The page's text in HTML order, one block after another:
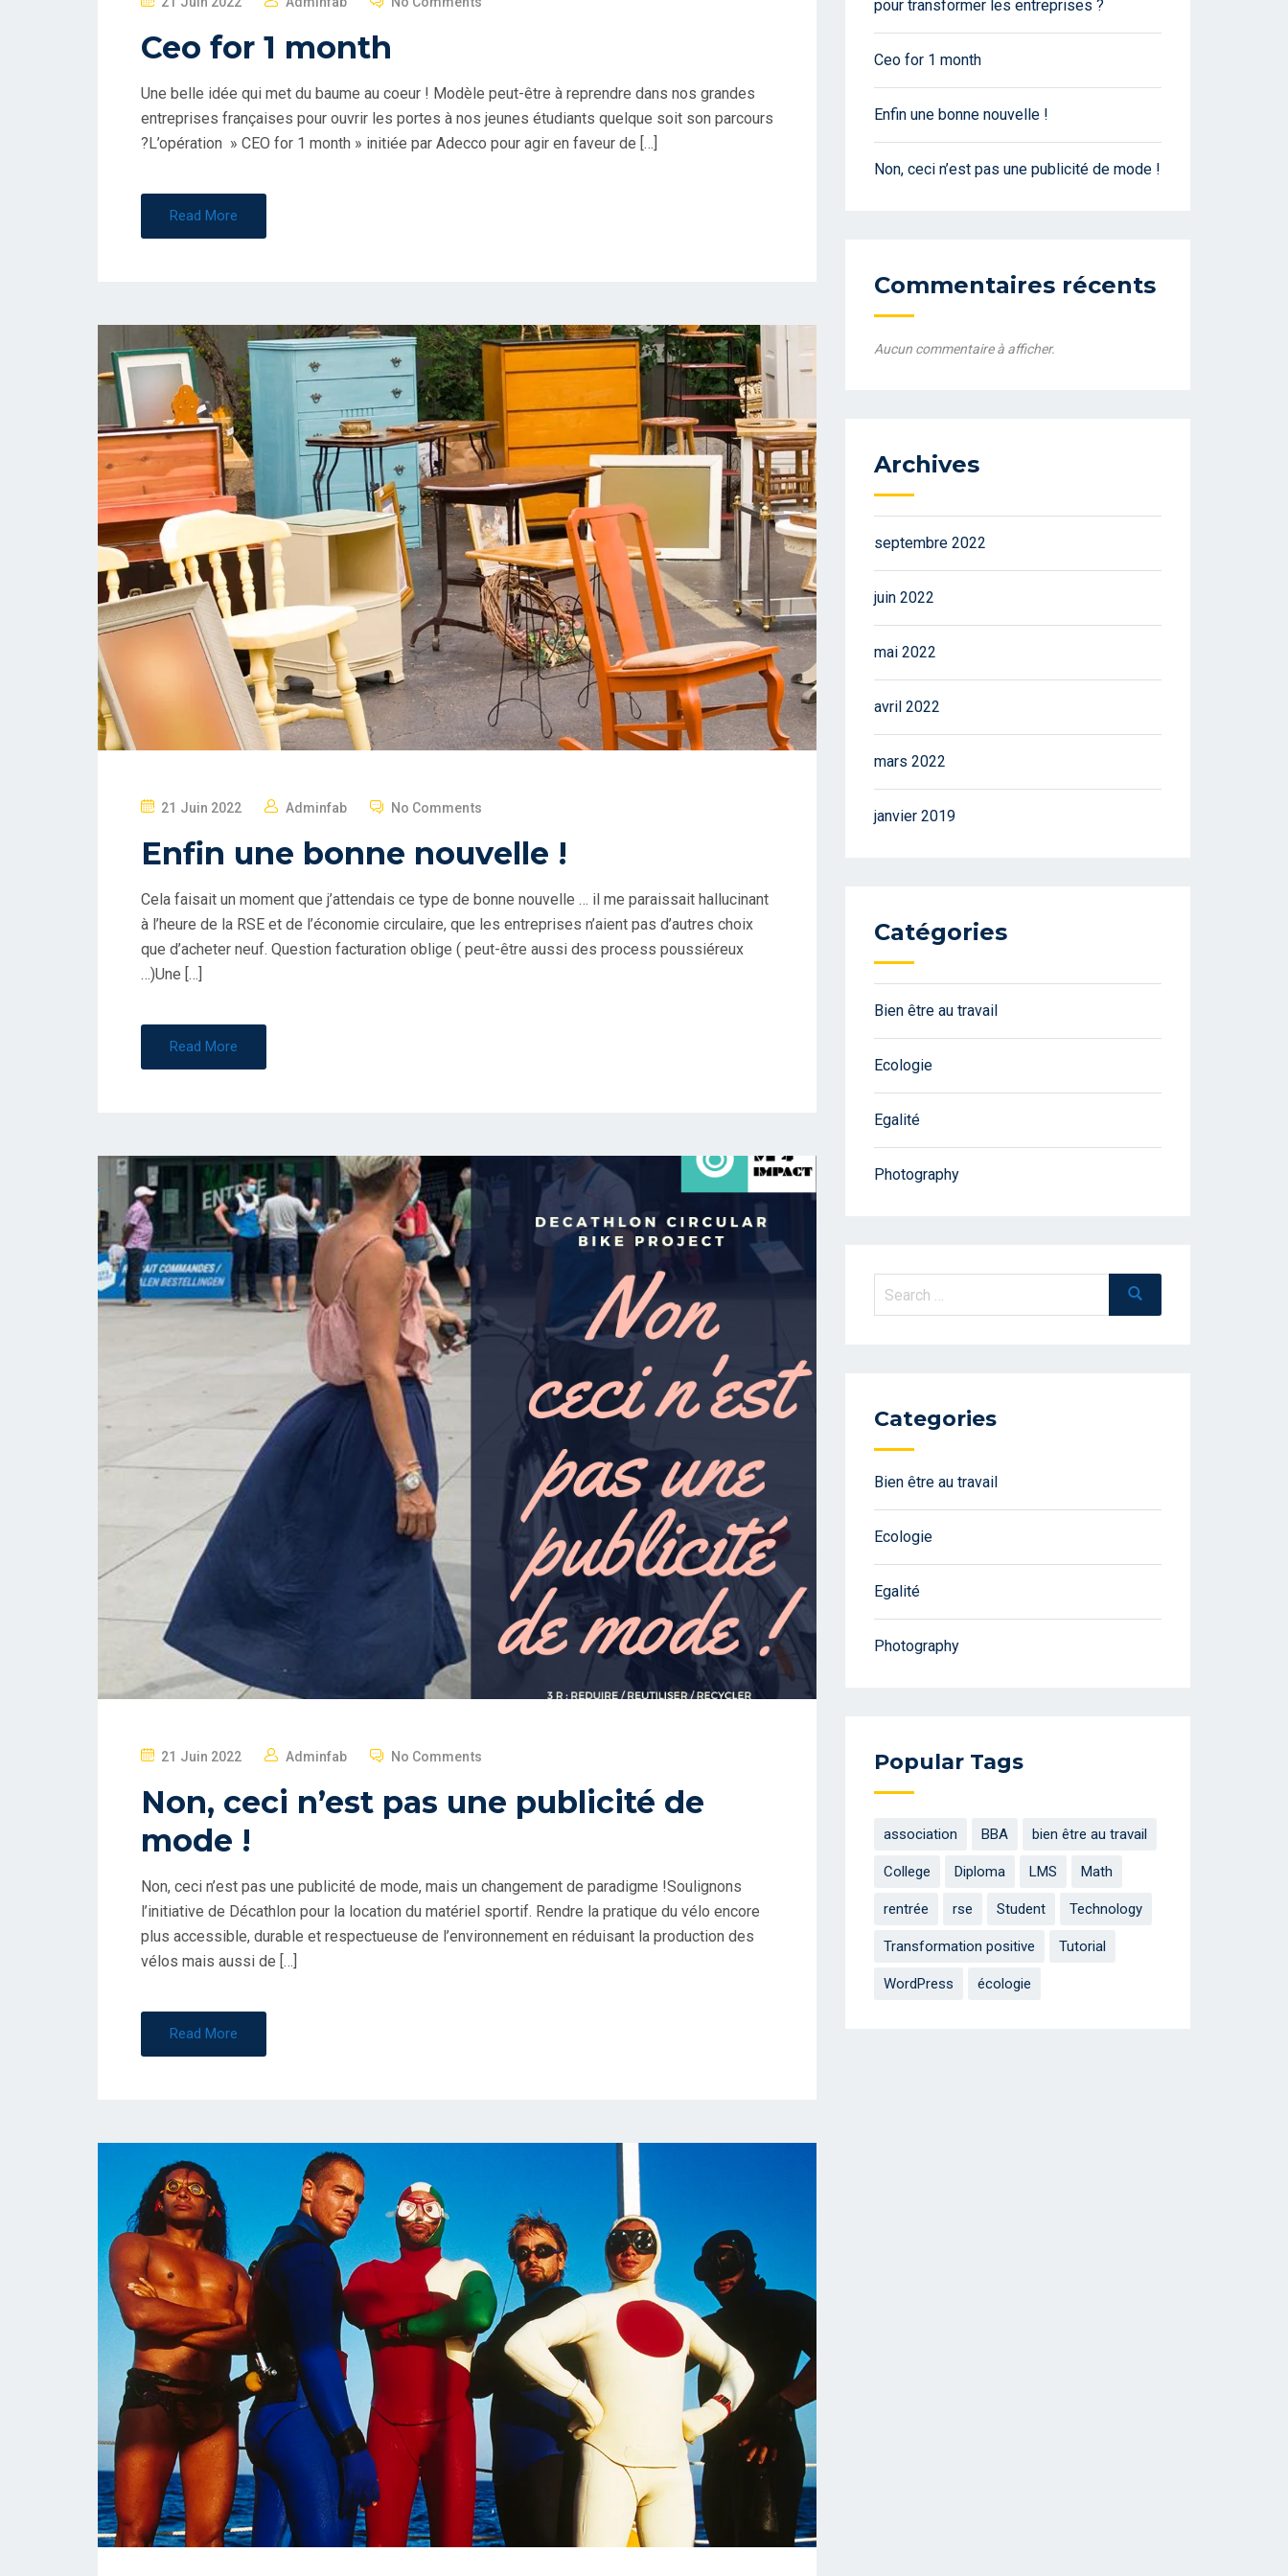
S
E
D
O
Ceo for 1 month
Une belle idée qui met du baume au coeur ! Modèle peut-être à reprendre dans nos grandes
entreprises françaises pour ouvrir les portes à nos jeunes étudiants quelque soit son parcours
?L’opération » CEO for 1 month » initiée par Adecco pour agir en faveur de […]
Read More
P
S
E
D
O
N
21 Juin 2022 Adminfab No Comments
Enfin une bonne nouvelle !
Cela faisait un moment que j’attendais ce type de bonne nouvelle … il me paraissait hallucinant
à l’heure de la RSE et de l’économie circulaire, que les entreprises n’aient pas d’autres choix
que d’acheter neuf. Question facturation oblige ( peut-être aussi des process poussiéreux
…)Une […]
Read More
P
S
E
O
21 Juin 2022 Adminfab No Comments
Non, ceci n’est pas une publicité de
mode !
Non, ceci n’est pas une publicité de mode, mais un changement de paradigme !Soulignons
l’initiative de Décathlon pour la location du matériel sportif. Rendre la pratique du vélo encore
plus accessible, durable et respectueuse de l’environnement en réduisant la production des
vélos mais aussi de […]
Read More
pour transformer les entreprises ?
Ceo for 1 month
Enfin une bonne nouvelle !
Non, ceci n’est pas une publicité de mode !
Commentaires récents
Aucun commentaire à afficher.
Archives
septembre 2022
juin 2022
mai 2022
avril 2022
mars 2022
janvier 2019
Catégories
Bien être au travail
Ecologie
Egalité
Photography
Search
Search
Categories
Bien être au travail
Ecologie
Egalité
Photography
Popular Tags
association BBA bien être au travail
College Diploma LMS Math
rentrée rse Student Technology
Transformation positive Tutorial
WordPress écologie